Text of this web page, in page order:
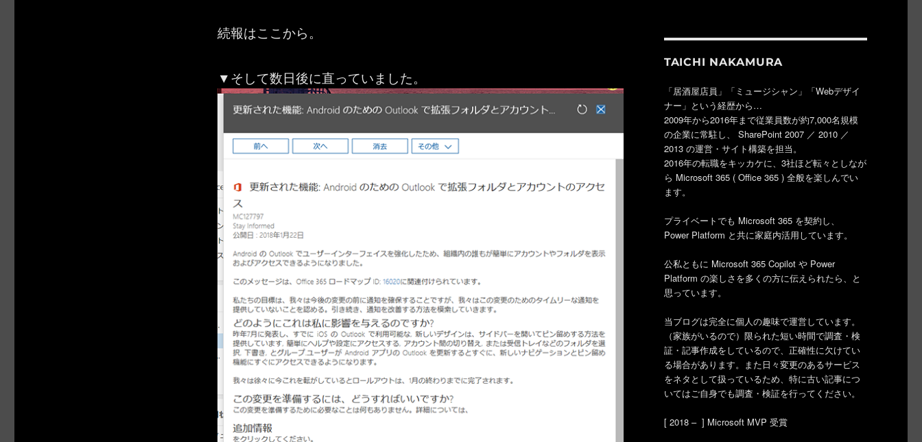
続報はここから。
▼そして数日後に直っていました。
TAICHI NAKAMURA
「居酒屋店員」「ミュージシャン」「Webデザイ
ナー」という経歴から…
2009年から2016年まで従業員数が約7,000名規模
の企業に常駐し、 SharePoint 2007 ／ 2010 ／
2013 の運営・サイト構築を担当。
2016年の転職をキッカケに、3社ほど転々としなが
ら Microsoft 365 ( Office 365 ) 全般を楽しんでい
ます。
プライベートでも Microsoft 365 を契約し、
Power Platform と共に家庭内活用しています。
公私ともに Microsoft 365 Copilot や Power
Platform の楽しさを多くの方に伝えられたら、と
思っています。
当ブログは完全に個人の趣味で運営しています。
（家族がいるので）限られた短い時間で調査・検
証・記事作成をしているので、正確性に欠けてい
る場合があります。また日々変更のあるサービス
をネタとして扱っているため、特に古い記事につ
いてはご自身でも調査・検証を行ってください。
[ 2018 – ] Microsoft MVP 受賞